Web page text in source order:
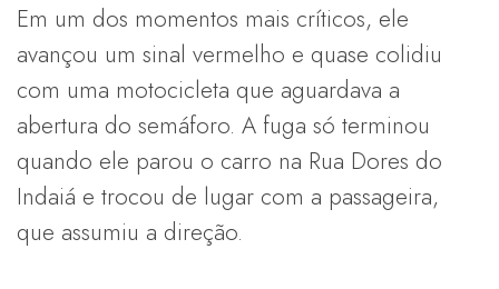
Em um dos momentos mais críticos, ele
avançou um sinal vermelho e quase colidiu
com uma motocicleta que aguardava a
abertura do semáforo. A fuga só terminou
quando ele parou o carro na Rua Dores do
Indaiá e trocou de lugar com a passageira,
que assumiu a direção.